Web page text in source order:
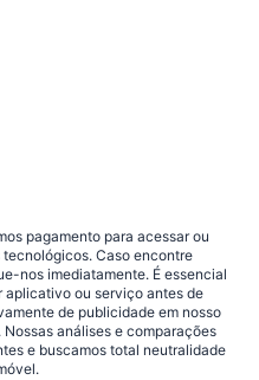
pagamento para acessar ou
Caso encontre
nos imediatamente. É essencial
aplicativo ou serviço antes de
de publicidade em nosso
análises e comparações
e buscamos total neutralidade